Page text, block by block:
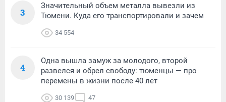
3
Значительный объем металла вывезли из
Тюмени. Куда его транспортировали и зачем
34 554
4
Одна вышла замуж за молодого, второй
развелся и обрел свободу: тюменцы — про
перемены в жизни после 40 лет
30 139 47